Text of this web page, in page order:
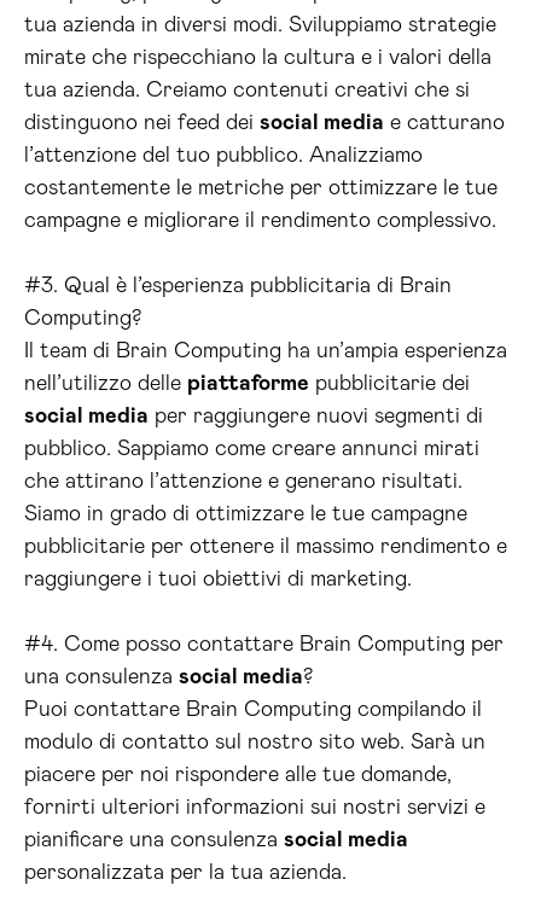
tua azienda in diversi modi. Sviluppiamo strategie
mirate che rispecchiano la cultura e i valori della
tua azienda. Creiamo contenuti creativi che si
distinguono nei feed dei social media e catturano
l’attenzione del tuo pubblico. Analizziamo
costantemente le metriche per ottimizzare le tue
campagne e migliorare il rendimento complessivo.
#3. Qual è l’esperienza pubblicitaria di Brain
Computing?
Il team di Brain Computing ha un’ampia esperienza
nell’utilizzo delle piattaforme pubblicitarie dei
social media per raggiungere nuovi segmenti di
pubblico. Sappiamo come creare annunci mirati
che attirano l’attenzione e generano risultati.
Siamo in grado di ottimizzare le tue campagne
pubblicitarie per ottenere il massimo rendimento e
raggiungere i tuoi obiettivi di marketing.
#4. Come posso contattare Brain Computing per
una consulenza social media?
Puoi contattare Brain Computing compilando il
modulo di contatto sul nostro sito web. Sarà un
piacere per noi rispondere alle tue domande,
fornirti ulteriori informazioni sui nostri servizi e
pianificare una consulenza social media
personalizzata per la tua azienda.